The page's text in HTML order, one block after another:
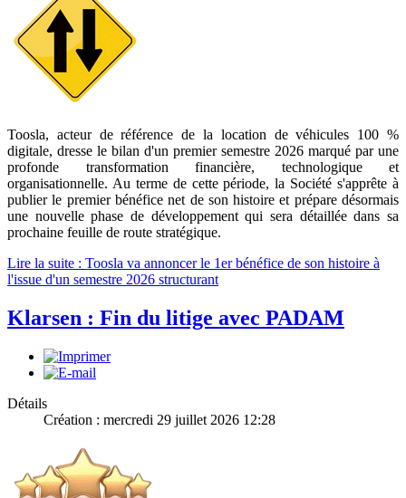
Toosla, acteur de référence de la location de véhicules 100 %
digitale, dresse le bilan d'un premier semestre 2026 marqué par une
profonde transformation financière, technologique et
organisationnelle. Au terme de cette période, la Société s'apprête à
publier le premier bénéfice net de son histoire et prépare désormais
une nouvelle phase de développement qui sera détaillée dans sa
prochaine feuille de route stratégique.
Lire la suite : Toosla va annoncer le 1er bénéfice de son histoire à
l'issue d'un semestre 2026 structurant
Klarsen : Fin du litige avec PADAM
Détails
Création : mercredi 29 juillet 2026 12:28